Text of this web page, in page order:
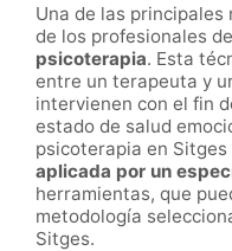
Una de las
de los profesionales
psicoterapia. Esta
entre un terapeuta y
intervienen con el fin
estado de salud
psicoterapia en Sitges
aplicada por un
herramientas, que
metodología
Sitges.